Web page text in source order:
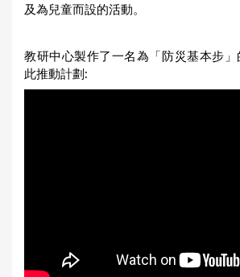
及為兒童而設的活動。
教研中心製作了一名為「防災基本步
此推動計劃: